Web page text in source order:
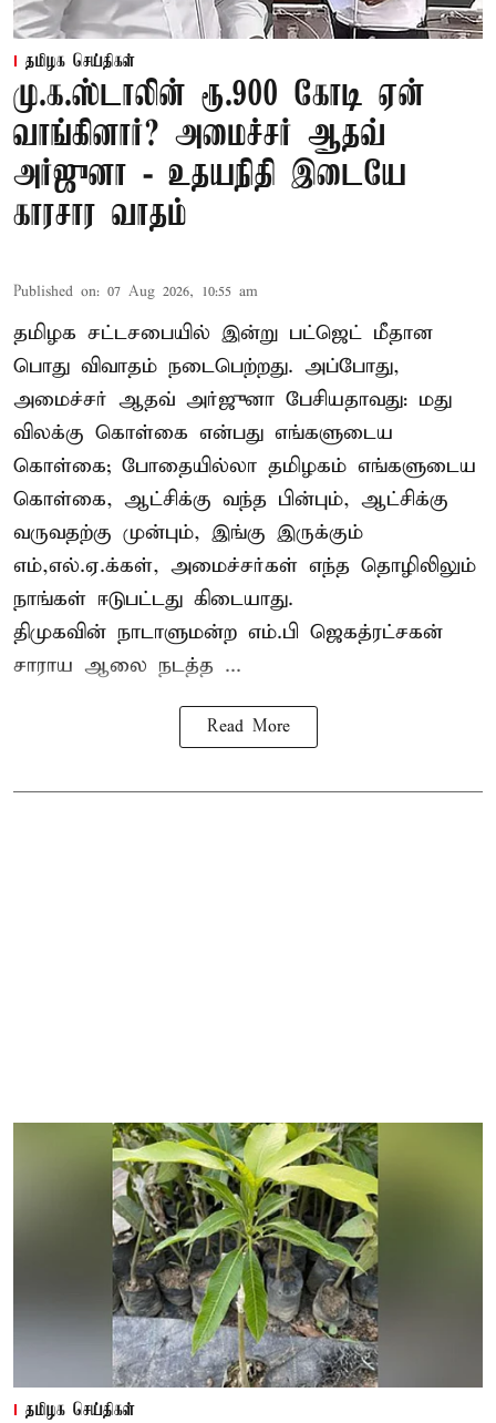
தமிழக செய்திகள்
மு.க.ஸ்டாலின் ரூ.900 கோடி ஏன்
வாங்கினார்? அமைச்சர் ஆதவ்
அர்ஜுனா - உதயநிதி இடையே
காரசார வாதம்
Published on: 07 Aug 2026, 10:55 am
தமிழக சட்டசபையில் இன்று பட்ஜெட் மீதான
பொது விவாதம் நடைபெற்றது. அப்போது,
அமைச்சர் ஆதவ் அர்ஜுனா பேசியதாவது: மது
விலக்கு கொள்கை என்பது எங்களுடைய
கொள்கை; போதையில்லா தமிழகம் எங்களுடைய
கொள்கை, ஆட்சிக்கு வந்த பின்பும், ஆட்சிக்கு
வருவதற்கு முன்பும், இங்கு இருக்கும்
எம்,எல்.ஏ.க்கள், அமைச்சர்கள் எந்த தொழிலிலும்
நாங்கள் ஈடுபட்டது கிடையாது.
திமுகவின் நாடாளுமன்ற எம்.பி ஜெகத்ரட்சகன்
சாராய ஆலை நடத்த ...
Read More
தமிழக செய்திகள்